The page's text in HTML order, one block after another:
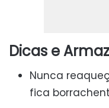
Dicas e
Nunca
fica